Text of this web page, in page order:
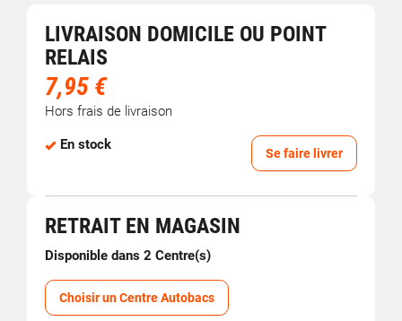
LIVRAISON DOMICILE OU POINT
RELAIS
7,95 €
Hors frais de livraison
En stock
Se faire livrer
RETRAIT EN MAGASIN
Disponible dans 2 Centre(s)
Choisir un Centre Autobacs